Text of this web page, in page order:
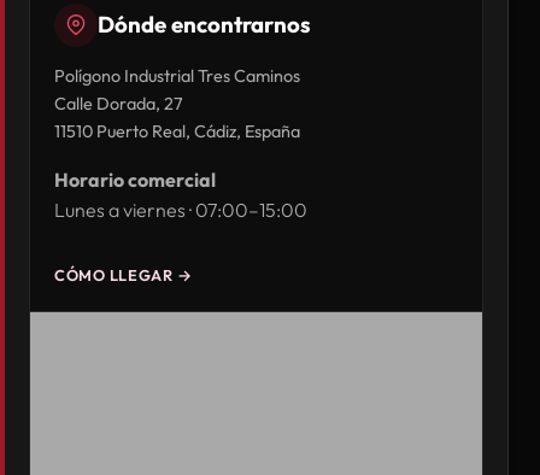
Dónde encontrarnos
Polígono Industrial Tres Caminos
Calle Dorada, 27
11510 Puerto Real, Cádiz, España
Horario comercial
Lunes a viernes · 07:00–15:00
CÓMO LLEGAR →